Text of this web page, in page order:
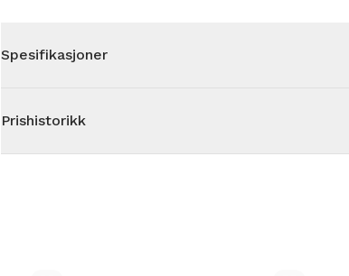
Spesifikasjoner
Prishistorikk